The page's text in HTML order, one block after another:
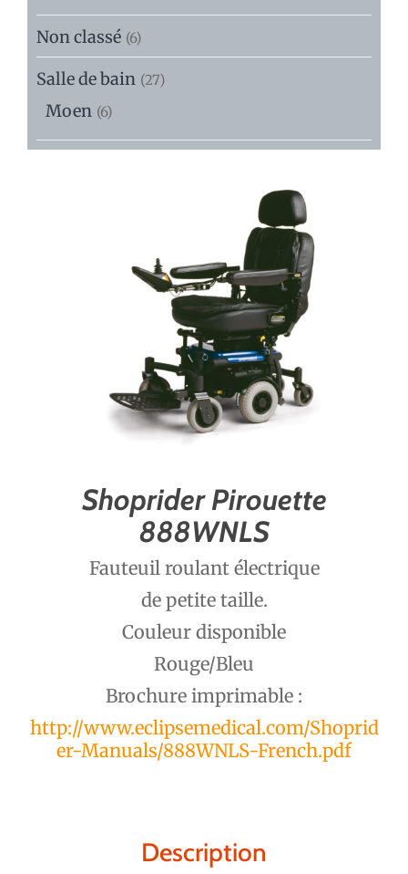
Non classé (6)
Salle de bain (27)
Moen (6)
Shoprider Pirouette
888WNLS
Fauteuil roulant électrique
de petite taille.
Couleur disponible
Rouge/Bleu
Brochure imprimable :
http://www.eclipsemedical.com/Shoprid
er-Manuals/888WNLS-French.pdf
Description